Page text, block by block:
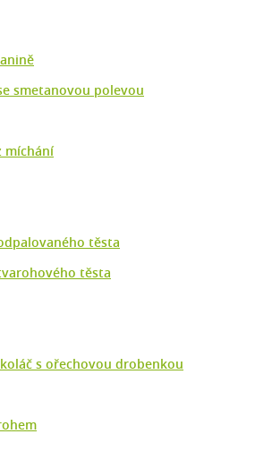
smetanovou polevou
míchání
těsta
těsta
s ořechovou drobenkou